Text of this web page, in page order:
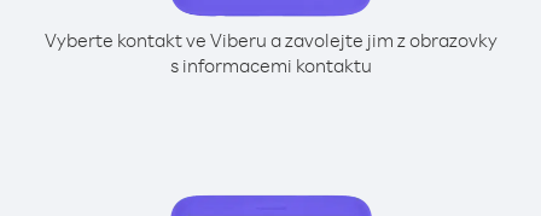
Vyberte kontakt ve Viberu a zavolejte jim z obrazovky
s informacemi kontaktu